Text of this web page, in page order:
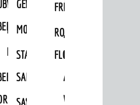
VERFAHREN
BEBAUUNGSPLÄNE
KERNSTADT
EINZELHANDELSKONZEPT
MOBILFUNKKONZEPT
LÄRMAKTIONSPLAN
STADTERNEUERUNG/-
SANIERUNG
SANIERUNG
SANIERUNGSGEBIET
FRÜHLING
HERBST
RODENSTEINER
FLOHMARKT
„WOINEM
LIVE“
AM
WINDECKPLATZ